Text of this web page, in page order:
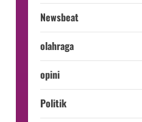
Newsbeat
olahraga
opini
Politik